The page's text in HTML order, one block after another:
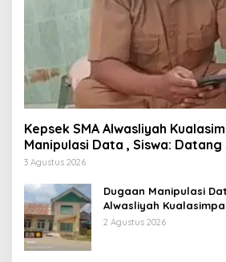
Kepsek SMA Alwasliyah
Manipulasi Data , Siswa: Datang
Dana MBG Disalurkan ke Guru &
3 Agustus 2026
Dugaan Manipulasi
Alwasliyah
Murid Tapi Terima
2 Agustus 2026